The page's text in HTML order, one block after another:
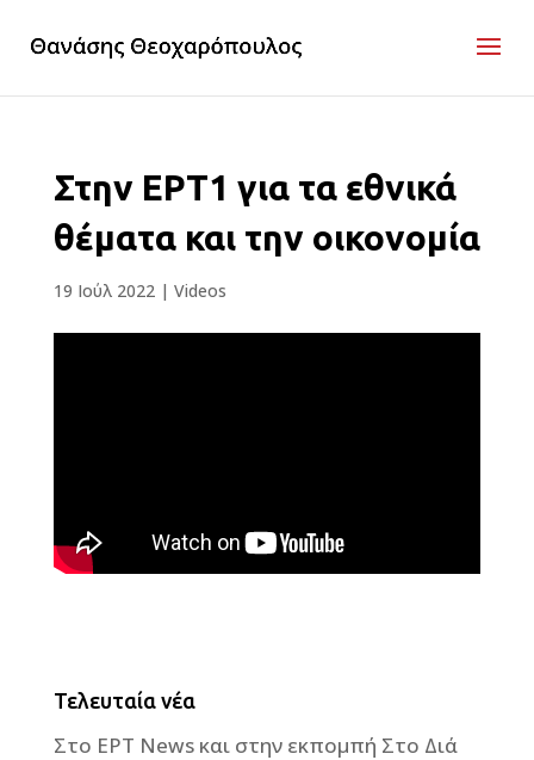
Στην ΕΡΤ1 για τα εθνικά
θέματα και την οικονομία
19 Ιούλ 2022| Videos
Τελευταία νέα
Στο ΕΡΤ News και στην εκπομπή Στο Διά